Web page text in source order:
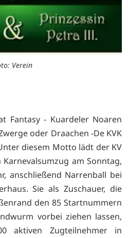
Verein
Fantasy - Kuardeler Noaren
oder Draachen -De KVK
diesem Motto lädt der KV
Karnevalsumzug am Sonntag,
anschließend Narrenball bei
Sie als Zuschauer, die
den 85 Startnummern
vorbei ziehen lassen,
aktiven Zugteilnehmer in